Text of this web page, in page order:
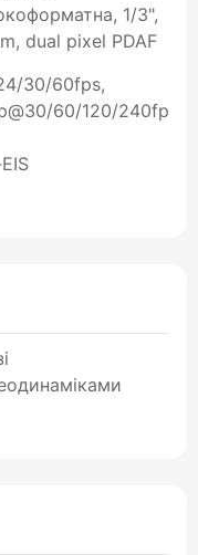
1/3",
dual pixel PDAF
30/60fps,
60/120/240fp